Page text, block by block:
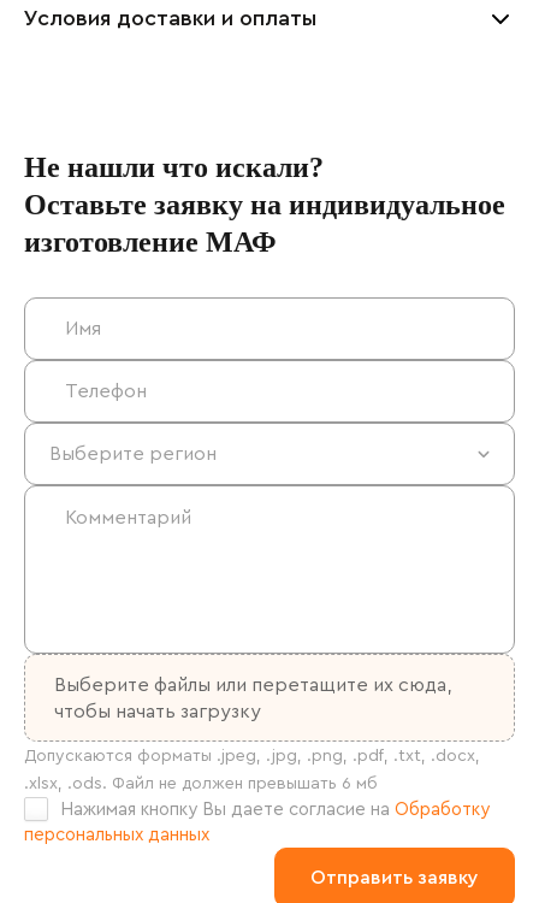
Условия доставки и оплаты
Не нашли что искали?
Оставьте заявку на индивидуальное
изготовление МАФ
Выберите файлы или перетащите их сюда,
чтобы начать загрузку
Нажимая кнопку Вы даете согласие на Обработку
персональных данных